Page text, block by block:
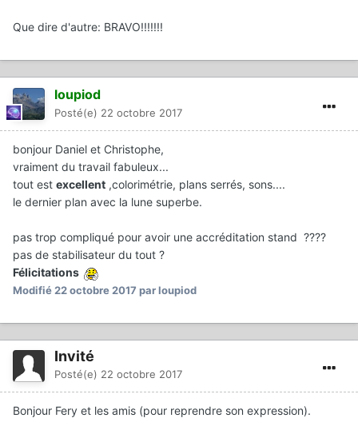
Que dire d'autre: BRAVO!!!!!!!
loupiod
Posté(e) 22 octobre 2017
bonjour Daniel et Christophe,
vraiment du travail fabuleux...
tout est excellent ,colorimétrie, plans serrés, sons....
le dernier plan avec la lune superbe.
pas trop compliqué pour avoir une accréditation stand ????
pas de stabilisateur du tout ?
Félicitations
Modifié22 octobre 2017 par loupiod
Invité
Posté(e) 22 octobre 2017
Bonjour Fery et les amis (pour reprendre son expression).